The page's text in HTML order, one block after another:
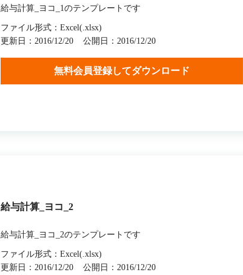
給与計算_ヨコ_1のテンプレートです
ファイル形式：Excel(.xlsx)
更新日：2016/12/20
公開日：2016/12/20
無料会員登録してダウンロード
給与計算_ヨコ_2
給与計算_ヨコ_2のテンプレートです
ファイル形式：Excel(.xlsx)
更新日：2016/12/20
公開日：2016/12/20